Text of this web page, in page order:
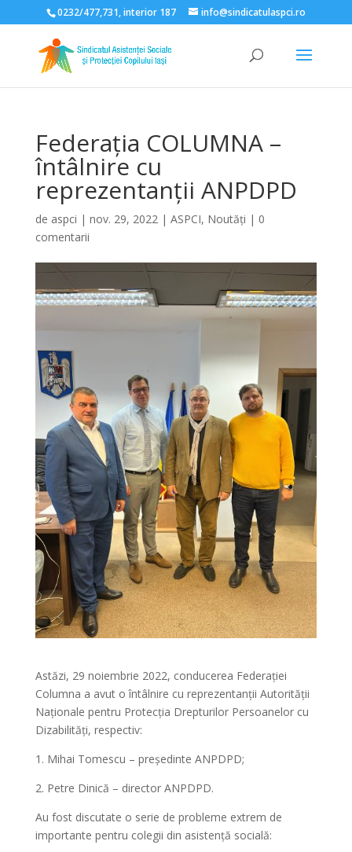
Deschide bara de unelte
0232/477,731, interior 187 info@sindicatulaspci.ro
Federația COLUMNA –
întâlnire cu
reprezentanții ANPDPD
de aspci | nov. 29, 2022| ASPCI, Noutăți | 0
comentarii
Astăzi, 29 noiembrie 2022, conducerea Federației
Columna a avut o întâlnire cu reprezentanții Autorității
Naționale pentru Protecția Drepturilor Persoanelor cu
Dizabilități, respectiv:
1. Mihai Tomescu – președinte ANPDPD;
2. Petre Dinică – director ANPDPD.
Au fost discutate o serie de probleme extrem de
importante pentru colegii din asistență socială: